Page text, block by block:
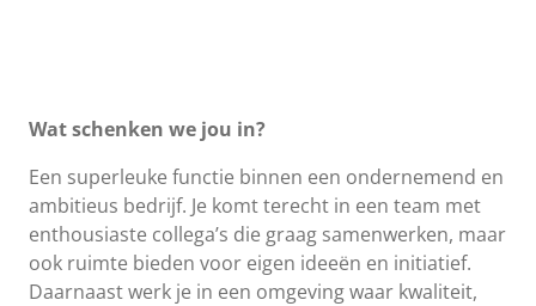
Wat schenken we jou in?
Een superleuke functie binnen een ondernemend en
ambitieus bedrijf. Je komt terecht in een team met
enthousiaste collega’s die graag samenwerken, maar
ook ruimte bieden voor eigen ideeën en initiatief.
Daarnaast werk je in een omgeving waar kwaliteit,